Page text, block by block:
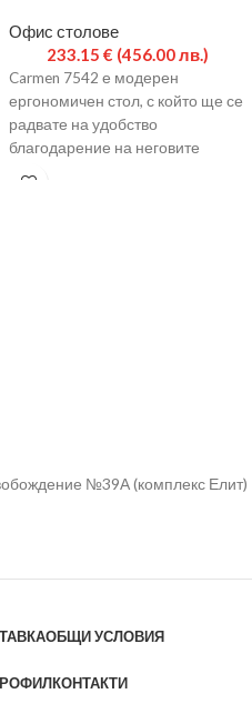
Офис столове
233.15 € (456.00 лв.)
Carmen 7542 е модерен
ергономичен стол, с който ще се
радвате на удобство
благодарение на неговите
екстри и функции. Моделът
№39А (комплекс Елит)
ОБЩИ УСЛОВИЯ
КОНТАКТИ